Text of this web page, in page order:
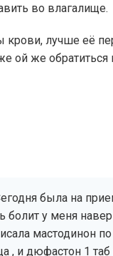
во влагалище.
лучше её
ой же
была на
болит у меня
мастодинон по
, и дюфастон 1 таб